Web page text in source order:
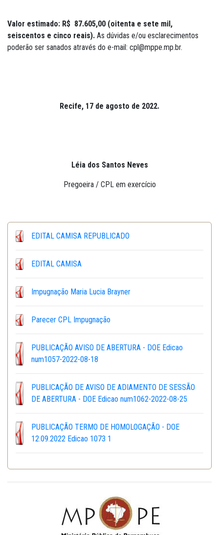
Valor estimado: R$ 87.605,00 (oitenta e sete mil,
seiscentos e cinco reais). As dúvidas e/ou esclarecimentos
poderão ser sanados através do e-mail: cpl@mppe.mp.br.
Recife, 17 de agosto de 2022.
Léia dos Santos Neves
Pregoeira / CPL em exercício
EDITAL CAMISA REPUBLICADO
EDITAL CAMISA
Impugnação Maria Lucia Brayner
Parecer CPL Impugnação
PUBLICAÇÃO AVISO DE ABERTURA - DOE Edicao
num1057-2022-08-18
PUBLICAÇÃO DE AVISO DE ADIAMENTO DE SESSÃO
DE ABERTURA - DOE Edicao num1062-2022-08-25
PUBLICAÇÃO TERMO DE HOMOLOGAÇÃO - DOE
12.09.2022 Edicao 1073 1